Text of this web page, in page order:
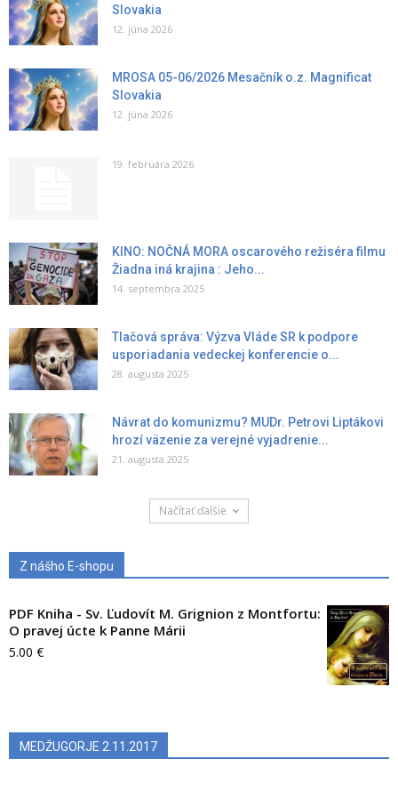
Slovakia
12. júna 2026
MROSA 05-06/2026 Mesačník o.z. Magnificat
Slovakia
12. júna 2026
19. februára 2026
KINO: NOČNÁ MORA oscarového režiséra filmu
Žiadna iná krajina : Jeho...
14. septembra 2025
Tlačová správa: Výzva Vláde SR k podpore
usporiadania vedeckej konferencie o...
28. augusta 2025
Návrat do komunizmu? MUDr. Petrovi Liptákovi
hrozí väzenie za verejné vyjadrenie...
21. augusta 2025
Načítať ďalšie
Z nášho E-shopu
PDF Kniha - Sv. Ľudovít M. Grignion z Montfortu:
O pravej úcte k Panne Márii
5.00 €
MEDŽUGORJE 2.11.2017